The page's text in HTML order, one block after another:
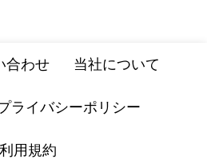
合わせ 当社について
ライバシーポリシー
利用規約